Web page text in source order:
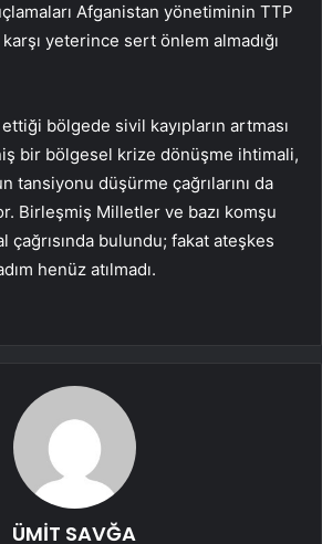
Afganistan yönetiminin TTP
yeterince sert önlem almadığı
bölgede sivil kayıpların artması
bir bölgesel krize dönüşme ihtimali,
tansiyonu düşürme çağrılarını da
Birleşmiş Milletler ve bazı komşu
çağrısında bulundu; fakat ateşkes
henüz atılmadı.
ÜMİT SAVĞA